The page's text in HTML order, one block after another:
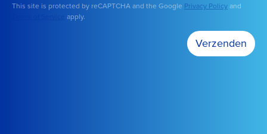
This site is protected by reCAPTCHA and the Google Privacy Policyand
apply.
Verzenden